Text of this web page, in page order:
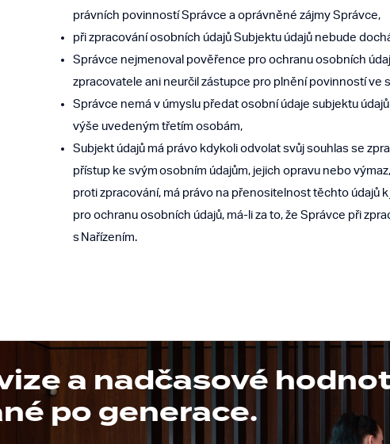
právních povinností Správce a oprávněné zájmy Správce,
při zpracování osobních údajů Subjektu údajů nebude
Správce nejmenoval pověřence pro ochranu osobních
zpracovatele ani neurčil zástupce pro plnění povinností ve
Správce nemá v úmyslu předat osobní údaje subjektu
výše uvedeným třetím osobám,
Subjekt údajů má právo kdykoli odvolat svůj souhlas se
přístup ke svým osobním údajům, jejich opravu nebo
proti zpracování, má právo na přenositelnost těchto údajů
pro ochranu osobních údajů, má-li za to, že Správce při
s Nařízením.
a nadčasové
po generace.